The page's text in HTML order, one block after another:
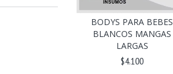
BODYS PARA BEBES
BLANCOS MANGAS
LARGAS
$4.100